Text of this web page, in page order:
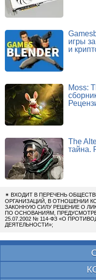
игры
и
Moss:
The
тайна.
✴ ВХОДИТ В ПЕРЕЧЕНЬ
ОРГАНИЗАЦИЙ, В ОТНОШЕНИИ
ЗАКОННУЮ СИЛУ РЕШЕНИЕ О
ПО ОСНОВАНИЯМ,
25.07.2002 № 114-ФЗ «О
ДЕЯТЕЛЬНОСТИ»;